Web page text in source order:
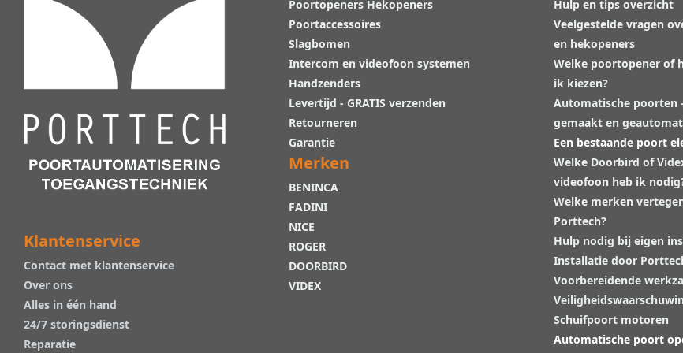
Klantenservice
Contact met klantenservice
Over ons
Alles in één hand
24/7 storingsdienst
Reparatie
Poortopeners Hekopeners
Poortaccessoires
Slagbomen
Intercom en videofoon systemen
Handzenders
Levertijd - GRATIS verzenden
Retourneren
Garantie
Merken
BENINCA
FADINI
NICE
ROGER
DOORBIRD
VIDEX
Hulp en tips overzicht
Veelgestelde vragen
en hekopeners
Welke poortopener of
ik kiezen?
Automatische poorten
gemaakt en
Een bestaande poort
Welke Doorbird of
videofoon heb ik
Welke merken
Porttech?
Hulp nodig bij eigen
Installatie door
Voorbereidende
Schuifpoort motoren
Automatische poort